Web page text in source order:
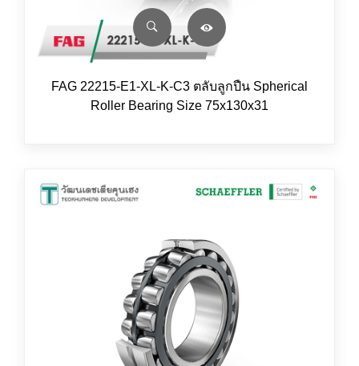
FAG 22215-E1-XL-K-C3 ตลับลูกปืน Spherical
Roller Bearing Size 75x130x31